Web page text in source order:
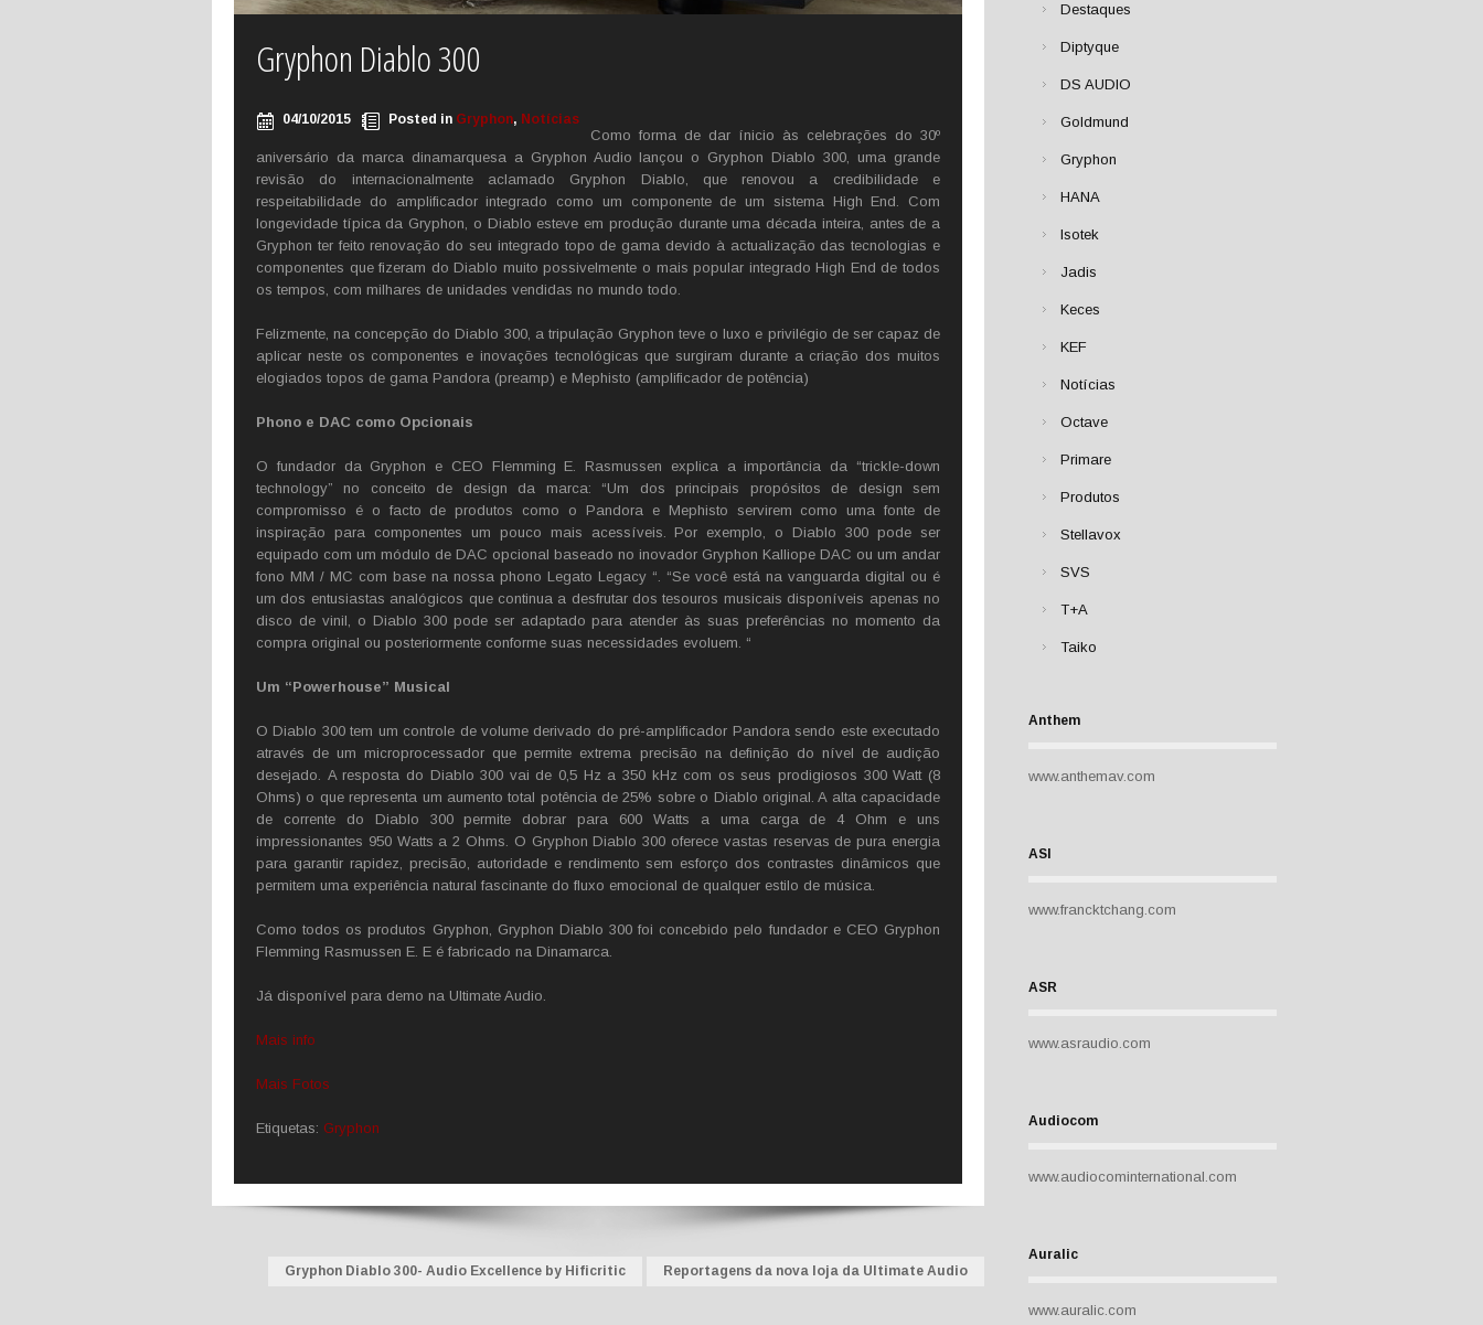
Gryphon Diablo 300
04/10/2015 Posted in Gryphon, Notícias
Como forma de dar ínicio às celebrações do 30º
aniversário da marca dinamarquesa a Gryphon Audio lançou o Gryphon Diablo 300, uma grande
revisão do internacionalmente aclamado Gryphon Diablo, que renovou a credibilidade e
respeitabilidade do amplificador integrado como um componente de um sistema High End. Com
longevidade típica da Gryphon, o Diablo esteve em produção durante uma década inteira, antes de a
Gryphon ter feito renovação do seu integrado topo de gama devido à actualização das tecnologias e
componentes que fizeram do Diablo muito possivelmente o mais popular integrado High End de todos
os tempos, com milhares de unidades vendidas no mundo todo.
Felizmente, na concepção do Diablo 300, a tripulação Gryphon teve o luxo e privilégio de ser capaz de
aplicar neste os componentes e inovações tecnológicas que surgiram durante a criação dos muitos
elogiados topos de gama Pandora (preamp) e Mephisto (amplificador de potência)
Phono e DAC como Opcionais
O fundador da Gryphon e CEO Flemming E. Rasmussen explica a importância da “trickle-down
technology” no conceito de design da marca: “Um dos principais propósitos de design sem
compromisso é o facto de produtos como o Pandora e Mephisto servirem como uma fonte de
inspiração para componentes um pouco mais acessíveis. Por exemplo, o Diablo 300 pode ser
equipado com um módulo de DAC opcional baseado no inovador Gryphon Kalliope DAC ou um andar
fono MM / MC com base na nossa phono Legato Legacy “. “Se você está na vanguarda digital ou é
um dos entusiastas analógicos que continua a desfrutar dos tesouros musicais disponíveis apenas no
disco de vinil, o Diablo 300 pode ser adaptado para atender às suas preferências no momento da
compra original ou posteriormente conforme suas necessidades evoluem. “
Um “Powerhouse” Musical
O Diablo 300 tem um controle de volume derivado do pré-amplificador Pandora sendo este executado
através de um microprocessador que permite extrema precisão na definição do nível de audição
desejado. A resposta do Diablo 300 vai de 0,5 Hz a 350 kHz com os seus prodigiosos 300 Watt (8
Ohms) o que representa um aumento total potência de 25% sobre o Diablo original. A alta capacidade
de corrente do Diablo 300 permite dobrar para 600 Watts a uma carga de 4 Ohm e uns
impressionantes 950 Watts a 2 Ohms. O Gryphon Diablo 300 oferece vastas reservas de pura energia
para garantir rapidez, precisão, autoridade e rendimento sem esforço dos contrastes dinâmicos que
permitem uma experiência natural fascinante do fluxo emocional de qualquer estilo de música.
Como todos os produtos Gryphon, Gryphon Diablo 300 foi concebido pelo fundador e CEO Gryphon
Flemming Rasmussen E. E é fabricado na Dinamarca.
Já disponível para demo na Ultimate Audio.
Mais info
Mais Fotos
Etiquetas: Gryphon
Gryphon Diablo 300- Audio Excellence by Hificritic Reportagens da nova loja da Ultimate Audio
Destaques
Diptyque
DS AUDIO
Goldmund
Gryphon
HANA
Isotek
Jadis
Keces
KEF
Notícias
Octave
Primare
Produtos
Stellavox
SVS
T+A
Taiko
Anthem
www.anthemav.com
ASI
www.francktchang.com
ASR
www.asraudio.com
Audiocom
www.audiocominternational.com
Auralic
www.auralic.com